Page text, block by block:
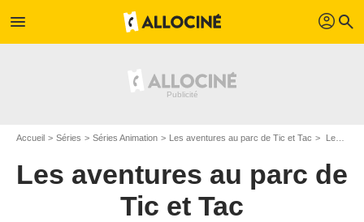
menu profil search
Accueil Séries Séries Animation Les aventures au parc de Tic et Tac Les aventures au parc de Tic et Tac : Episodes de la saison 1
Les aventures au parc de
Tic et Tac